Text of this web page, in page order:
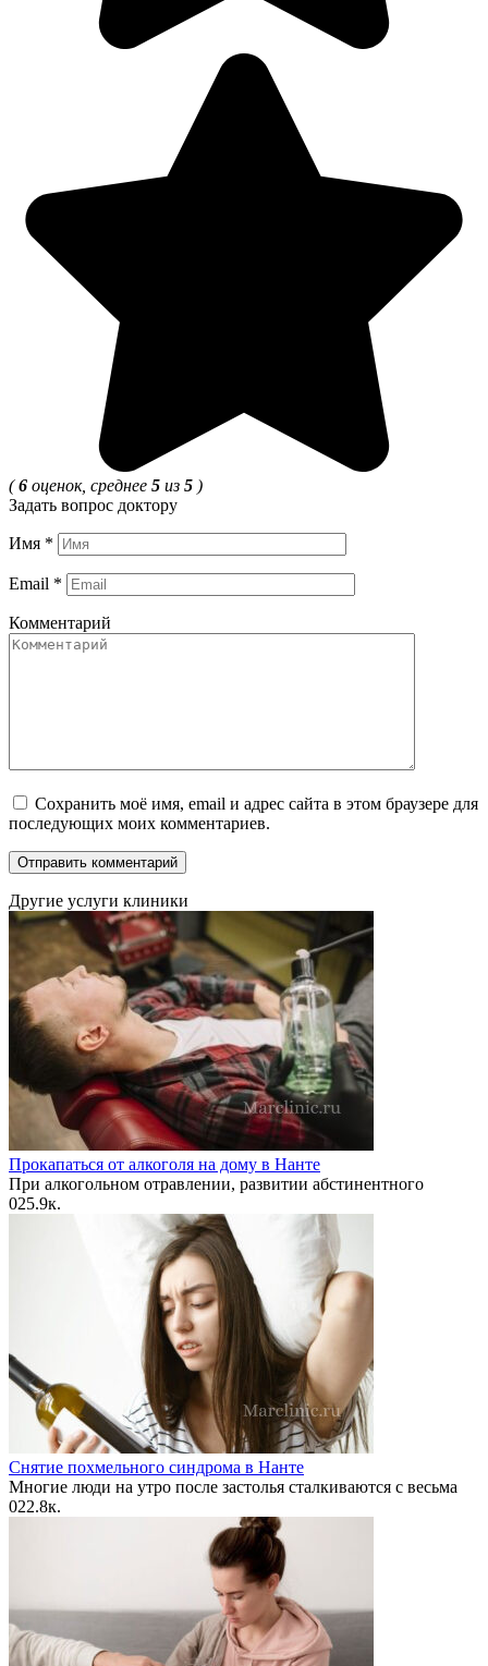
(6 оценок, среднее 5 из 5 )
Задать вопрос доктору
Имя *
Email *
Комментарий
Сохранить моё имя, email и адрес сайта в этом браузере для
последующих моих комментариев.
Другие услуги клиники
Прокапаться от алкоголя на дому в Нанте
При алкогольном отравлении, развитии абстинентного
025.9к.
Снятие похмельного синдрома в Нанте
Многие люди на утро после застолья сталкиваются с весьма
022.8к.